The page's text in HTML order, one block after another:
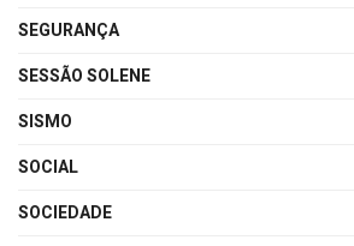
SEGURANÇA
SESSÃO SOLENE
SISMO
SOCIAL
SOCIEDADE